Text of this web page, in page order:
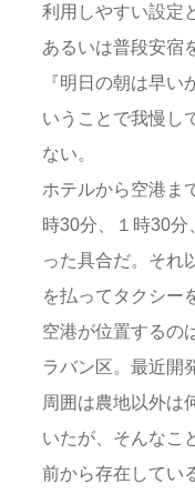
利用しやすい設定
あるいは普段安宿
『明日の朝は早
いうことで我慢し
ない。
ホテルから空港ま
時30分、１時30
った具合だ。それ
を払ってタクシー
空港が位置するの
ラバン区。最近開
周囲は農地以外は
いたが、そんなこ
前から存在してい